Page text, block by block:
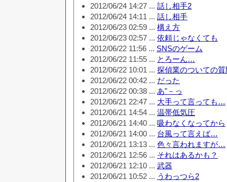
2012/06/24 14:27 ... 話し相手2
2012/06/24 14:11 ... 話し相手
2012/06/23 02:59 ... 構え方
2012/06/23 02:57 ... 依頼じゃなくても
2012/06/22 11:56 ... SNSのゲーム
2012/06/22 11:55 ... とろーん…
2012/06/22 10:01 ... 探偵業のついての質
2012/06/22 00:42 ... だった
2012/06/22 00:38 ... あ"－っ
2012/06/21 22:47 ... 大手って言っても…
2012/06/21 14:54 ... 温帯低気圧
2012/06/21 14:40 ... 吸わなくなってから
2012/06/21 14:00 ... 台風って言えば…
2012/06/21 13:13 ... 色々言われますが…
2012/06/21 12:56 ... それはあるかも？
2012/06/21 12:10 ... 武器
2012/06/21 10:52 ... うわっつら2